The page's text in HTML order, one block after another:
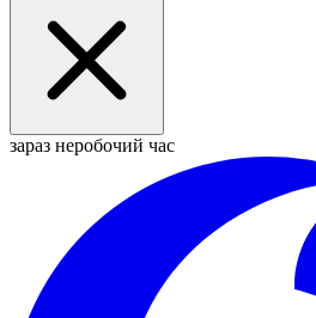
зараз неробочий час